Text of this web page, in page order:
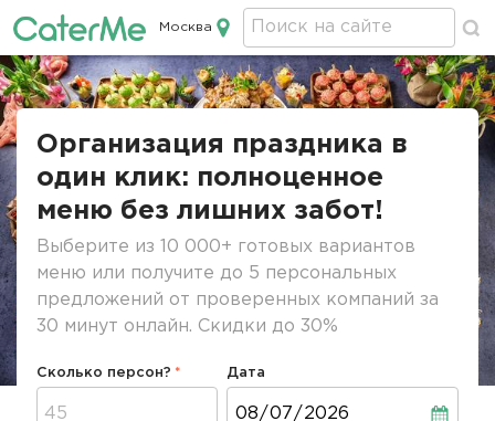
Кейтеринг в Москве
Москва
Строка
Организация праздника в
один клик: полноценное
меню без лишних забот!
Выберите из 10 000+ готовых вариантов
меню или получите до 5 персональных
предложений от проверенных компаний за
30 минут онлайн. Скидки до 30%
Сколько персон? Дата